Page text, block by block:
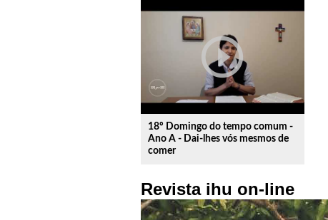
play_circle_outline
18º Domingo do tempo comum -
Ano A - Dai-lhes vós mesmos de
comer
Revista ihu on-line